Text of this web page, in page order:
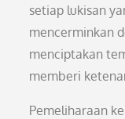
setiap lukisan
mencerminkan
menciptakan
memberi
Pemeliharaan